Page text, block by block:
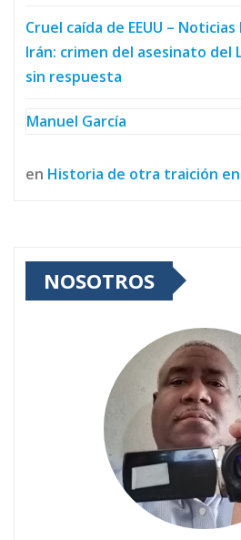
Cruel caída de EEUU –
Irán: crimen del asesinato del
sin respuesta
Manuel García
en Historia de otra traición
NOSOTROS